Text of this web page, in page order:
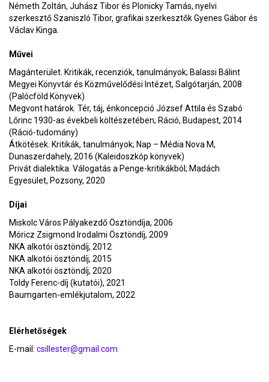
Németh Zoltán, Juhász Tibor és Plonicky Tamás, nyelvi
szerkesztő Szaniszló Tibor, grafikai szerkesztők Gyenes Gábor és
Václav Kinga.
Művei
Magánterület. Kritikák, recenziók, tanulmányok; Balassi Bálint
Megyei Könyvtár és Közművelődési Intézet, Salgótarján, 2008
(Palócföld Könyvek)
Megvont határok. Tér, táj, énkoncepció József Attila és Szabó
Lőrinc 1930-as évekbeli költészetében; Ráció, Budapest, 2014
(Ráció-tudomány)
Átkötések. Kritikák, tanulmányok; Nap – Média Nova M,
Dunaszerdahely, 2016 (Kaleidoszkóp könyvek)
Privát dialektika. Válogatás a Penge-kritikákból; Madách
Egyesület, Pozsony, 2020
Díjai
Miskolc Város Pályakezdő Ösztöndíja, 2006
Móricz Zsigmond Irodalmi Ösztöndíj, 2009
NKA alkotói ösztöndíj, 2012
NKA alkotói ösztöndíj, 2015
NKA alkotói ösztöndíj, 2020
Toldy Ferenc-díj (kutatói), 2021
Baumgarten-emlékjutalom, 2022
Elérhetőségek
E-mail: csillester@gmail.com